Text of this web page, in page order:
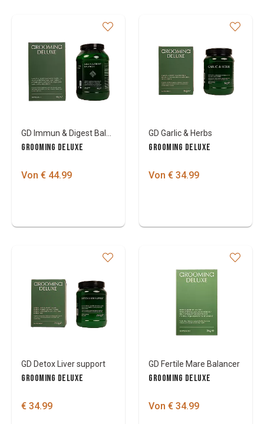
GROOMING DELUXE
Von € 44.99
GD Garlic & Herbs
GROOMING DELUXE
Von € 34.99
GD Detox Liver support
GROOMING DELUXE
€ 34.99
GD Fertile Mare Balancer
GROOMING DELUXE
Von € 34.99